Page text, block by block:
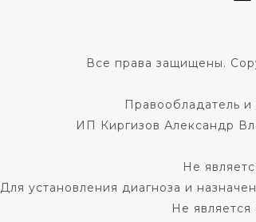
Все права защищены.
Правообладатель
ИП Киргизов Александр
Не
Для установления диагноза и
Не является